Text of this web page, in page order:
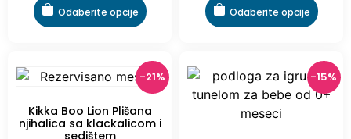
Odaberite opcije Odaberite opcije
-21%
Kikka Boo Lion Plišana
njihalica sa klackalicom i
sedištem
-15%